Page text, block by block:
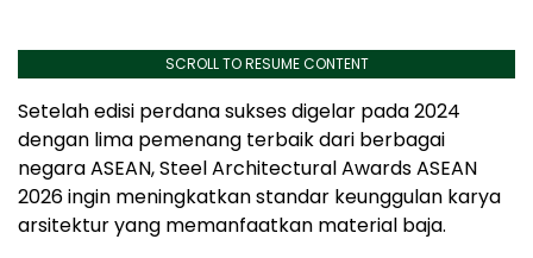
SCROLL TO RESUME CONTENT
Setelah edisi perdana sukses digelar pada 2024
dengan lima pemenang terbaik dari berbagai
negara ASEAN, Steel Architectural Awards ASEAN
2026 ingin meningkatkan standar keunggulan karya
arsitektur yang memanfaatkan material baja.